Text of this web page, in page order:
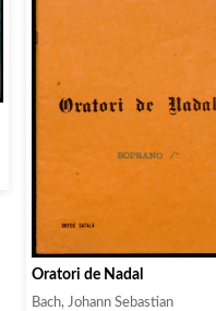
Oratori de Nadal
Bach, Johann Sebastian